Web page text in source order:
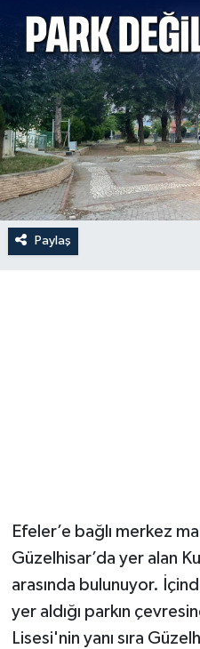
Paylaş
Efeler’e bağlı merkez
Güzelhisar’da yer alan
arasında bulunuyor.
yer aldığı parkın
Lisesi'nin yanı sıra
Spor
Haber Arşivi